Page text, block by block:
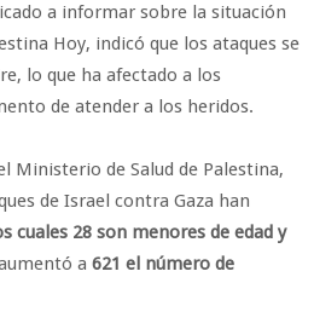
a informar sobre la situación
Hoy, indicó que los ataques se
lo que ha afectado a los
de atender a los heridos.
Ministerio de Salud de Palestina,
de Israel contra Gaza han
cuales 28 son menores de edad y
a 621 el número de